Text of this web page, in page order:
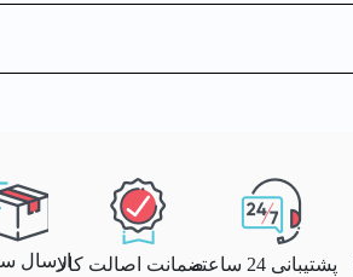
پشتیبانی 24 ساعته ضمانت اصالت کالاارسال